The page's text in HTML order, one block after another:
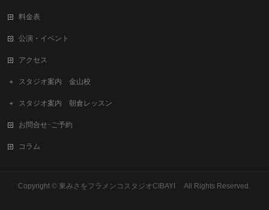
料金表
公演・イベント
アクセス
スタジオ案内 金山校
スタジオ案内 朝倉レッスン
お問合せ･ご予約
コラム
Copyright © 東みさをフラメンコスタジオCIBAYI All Rights Reserved.